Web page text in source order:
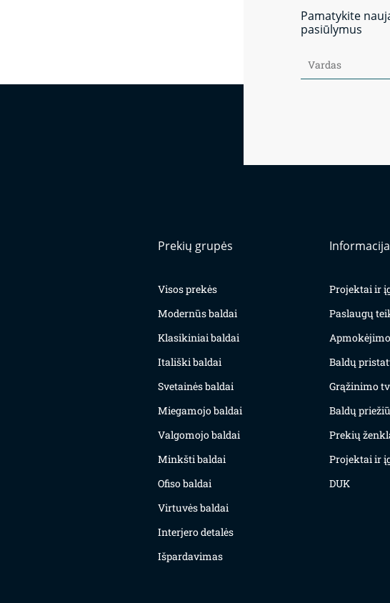
Pamatykite
pasiūlymus
Prekių grupės
Visos prekės
Modernūs baldai
Klasikiniai baldai
Itališki baldai
Svetainės baldai
Miegamojo baldai
Valgomojo baldai
Minkšti baldai
Ofiso baldai
Virtuvės baldai
Interjero detalės
Išpardavimas
Informacija
Projektai ir
Paslaugų
Baldų
Grąžinimo
Baldų
Prekių
Projektai ir
DUK